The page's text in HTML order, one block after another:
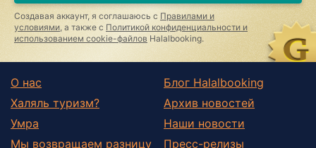
this
field
Создавая аккаунт, я соглашаюсь с Правилами и
условиями , а также с Политикой конфиденциальности и
использованием cookie-файлов Halalbooking.
О нас
Халяль туризм?
Умра
Мы возвращаем разницу
Блог Halalbooking
Архив новостей
Наши новости
Пресс-релизы